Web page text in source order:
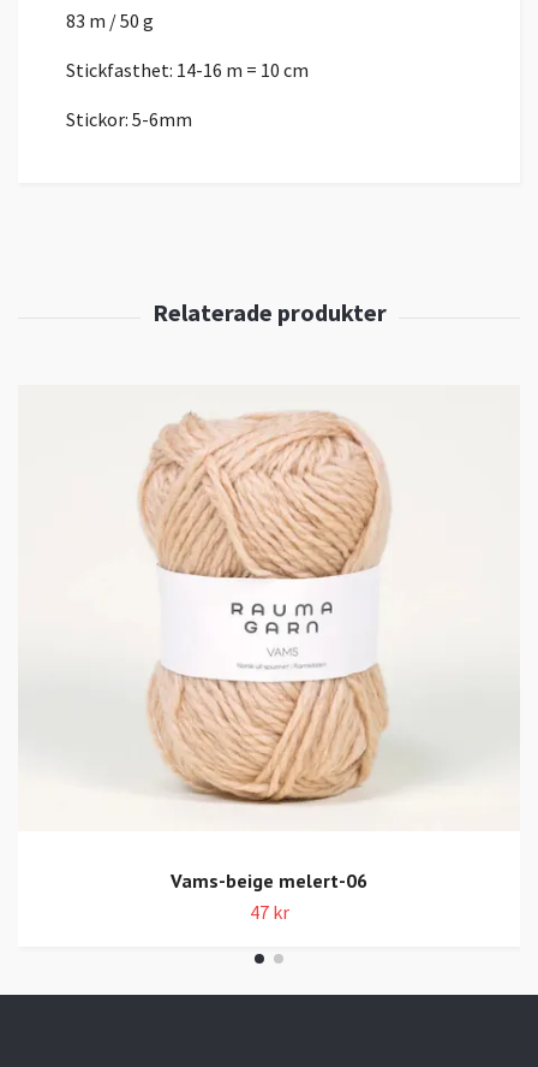
83 m / 50 g
Stickfasthet: 14-16 m = 10 cm
Stickor: 5-6mm
Vams-beige melert-06
47 kr